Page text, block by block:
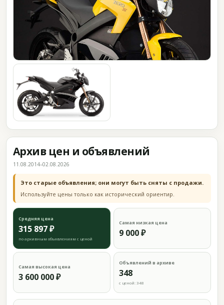
Архив цен и объявлений
11.08.2014–02.08.2026
Это старые объявления; они могут быть сняты с продажи.
Используйте цены только как исторический ориентир.
Средняя цена
315 897 ₽
по архивным объявлениям с ценой
Самая низкая цена
9 000 ₽
Самая высокая цена
3 600 000 ₽
Объявлений в архиве
348
с ценой: 348